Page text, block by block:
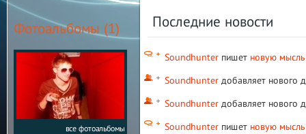
Фотоальбомы (1)
все фотоальбомы
Последние новости
Soundhunter пишет новую мысль
Soundhunter добавляет нового
Soundhunter добавляет нового
Soundhunter пишет новую мысль